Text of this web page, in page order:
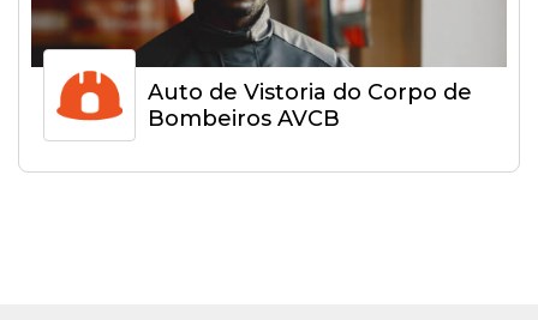
Auto de Vistoria do Corpo de
Bombeiros AVCB